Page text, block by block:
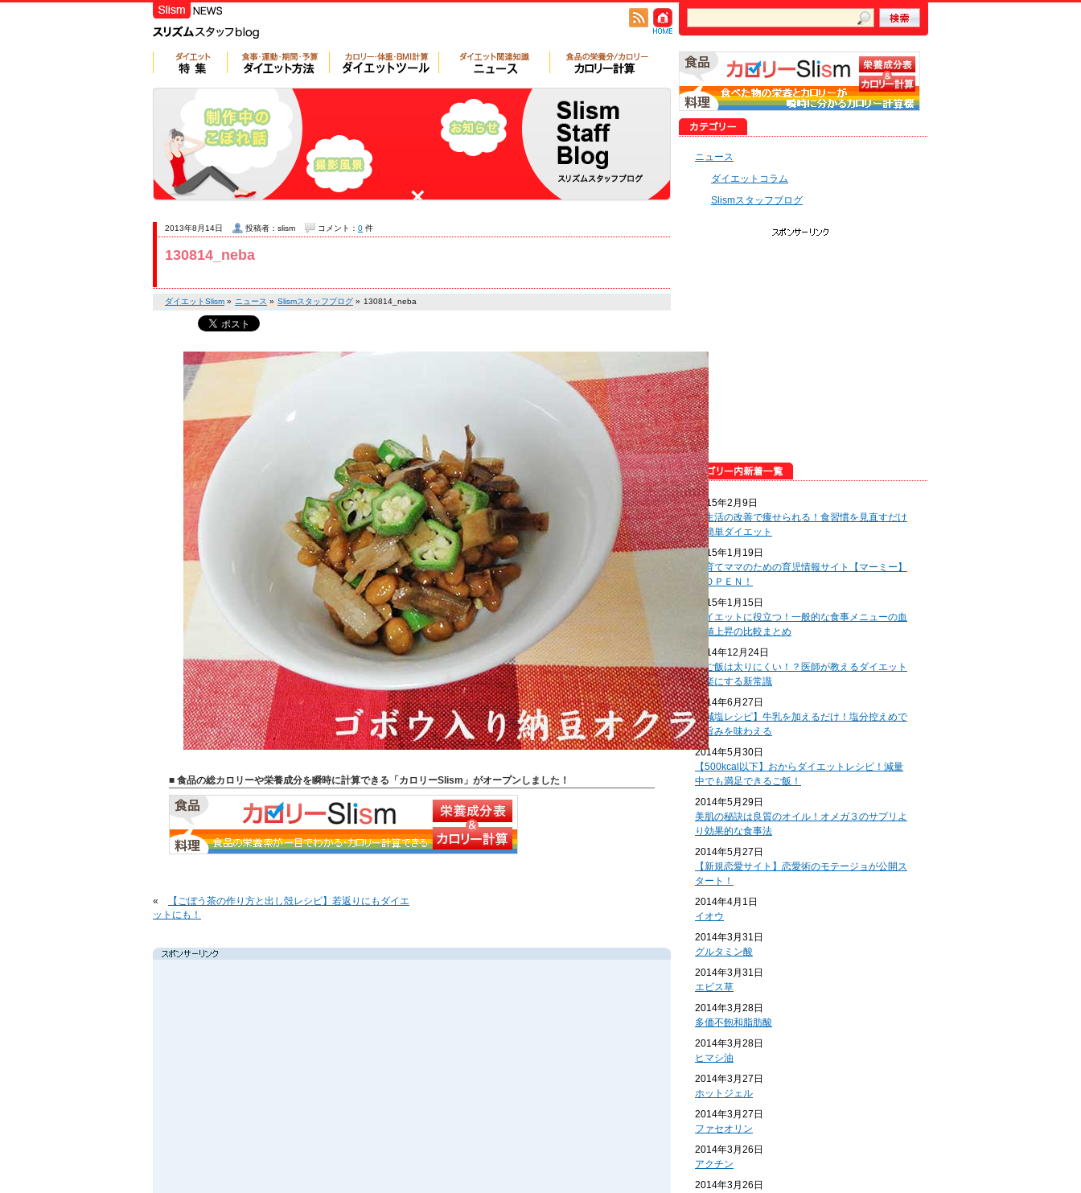
130814_neba
2013年8月14日 投稿者：slism コメント： 0 件
ダイエットSlism » ニュース » Slismスタッフブログ » 130814_neba
■ 食品の総カロリーや栄養成分を瞬時に計算できる「カロリーSlism」がオープンしました！
«
【ごぼう茶の作り方と出し殻レシピ】若返りにもダイエ
ットにも！
ニュース
ダイエットコラム
Slismスタッフブログ
2015年2月9日
食生活の改善で痩せられる！食習慣を見直すだけ
の簡単ダイエット
2015年1月19日
子育てママのための育児情報サイト【マーミー】
がＯＰＥＮ！
2015年1月15日
ダイエットに役立つ！一般的な食事メニューの血
糖値上昇の比較まとめ
2014年12月24日
冷ご飯は太りにくい！？医師が教えるダイエット
を楽にする新常識
2014年6月27日
【減塩レシピ】牛乳を加えるだけ！塩分控えめで
も旨みを味わえる
2014年5月30日
【500kcal以下】おからダイエットレシピ！減量
中でも満足できるご飯！
2014年5月29日
美肌の秘訣は良質のオイル！オメガ３のサプリよ
り効果的な食事法
2014年5月27日
【新規恋愛サイト】恋愛術のモテージョが公開ス
タート！
2014年4月1日
イオウ
2014年3月31日
グルタミン酸
2014年3月31日
エビス草
2014年3月28日
多価不飽和脂肪酸
2014年3月28日
ヒマシ油
2014年3月27日
ホットジェル
2014年3月27日
ファセオリン
2014年3月26日
アクチン
2014年3月26日